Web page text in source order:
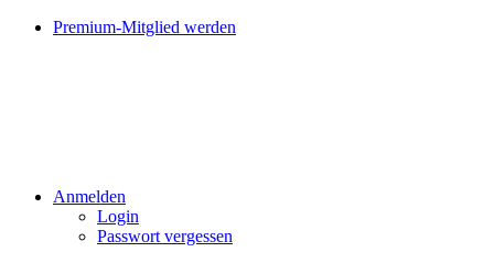
Premium-Mitglied werden
Anmelden
Login
Passwort vergessen